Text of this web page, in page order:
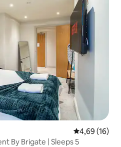
Средна
4,69 (16)
By Brigate | Sleeps 5